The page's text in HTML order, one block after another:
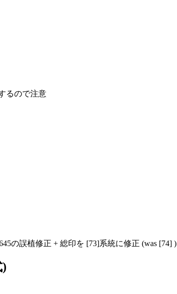
るので注意
の誤植修正 + 総印を [73]系統に修正 (was [74] )